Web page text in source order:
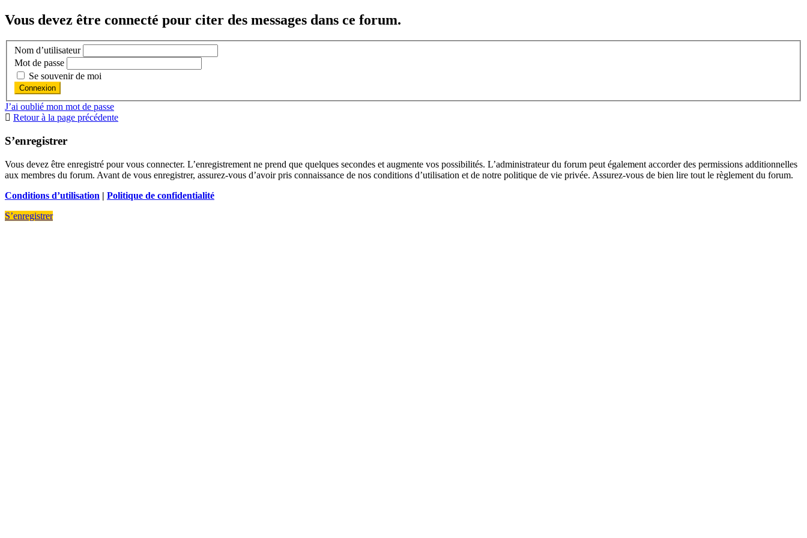
Vous devez être connecté pour citer des messages dans ce forum.
Nom d’utilisateur
Mot de passe
Se souvenir de moi
J’ai oublié mon mot de passe
Retour à la page précédente
S’enregistrer
Vous devez être enregistré pour vous connecter. L’enregistrement ne prend que quelques secondes et augmente vos possibilités. L’administrateur du forum peut également accorder des permissions additionnelles
aux membres du forum. Avant de vous enregistrer, assurez-vous d’avoir pris connaissance de nos conditions d’utilisation et de notre politique de vie privée. Assurez-vous de bien lire tout le règlement du forum.
Conditions d’utilisation | Politique de confidentialité
S’enregistrer